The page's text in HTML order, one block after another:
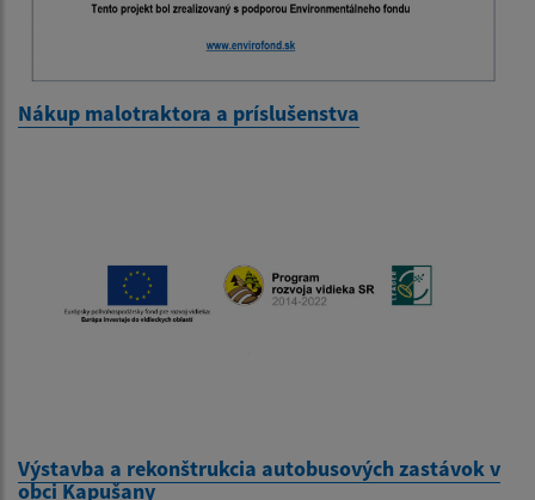
Nákup malotraktora a príslušenstva
Výstavba a rekonštrukcia autobusových zastávok v
obci Kapušany